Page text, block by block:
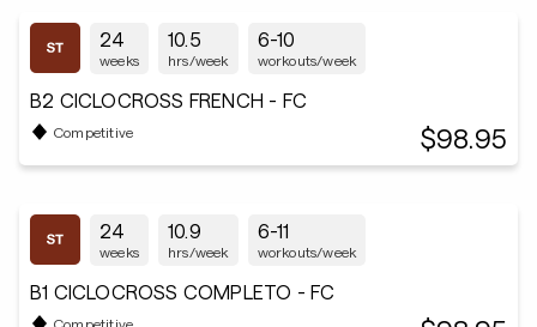
24
weeks
10.5
hrs/week
6-10
workouts/week
B2 CICLOCROSS FRENCH - FC
Competitive $98.95
24
weeks
10.9
hrs/week
6-11
workouts/week
B1 CICLOCROSS COMPLETO - FC
Competitive